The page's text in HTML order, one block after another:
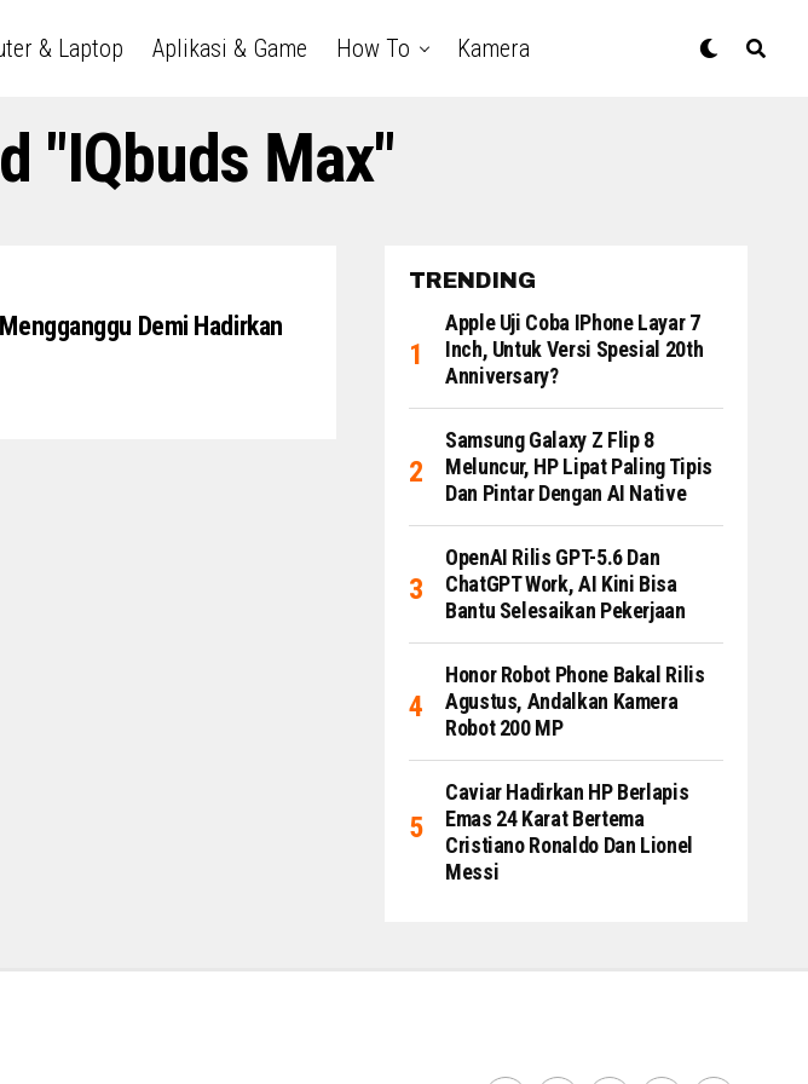
& Laptop Aplikasi & Game How To Kamera
"IQbuds Max"
Demi Hadirkan
TRENDING
Apple Uji Coba IPhone Layar 7
Inch, Untuk Versi Spesial 20th
Anniversary?
Samsung Galaxy Z Flip 8
Meluncur, HP Lipat Paling Tipis
Dan Pintar Dengan AI Native
OpenAI Rilis GPT-5.6 Dan
ChatGPT Work, AI Kini Bisa
Bantu Selesaikan Pekerjaan
Honor Robot Phone Bakal Rilis
Agustus, Andalkan Kamera
Robot 200 MP
Caviar Hadirkan HP Berlapis
Emas 24 Karat Bertema
Cristiano Ronaldo Dan Lionel
Messi